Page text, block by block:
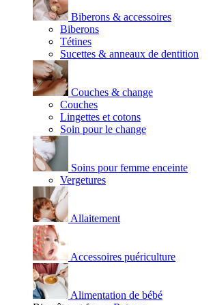
Biberons & accessoires
Biberons
Tétines
Sucettes & anneaux de dentition
Couches & change
Couches
Lingettes et cotons
Soin pour le change
Soins pour femme enceinte
Vergetures
Allaitement
Accessoires puériculture
Alimentation de bébé